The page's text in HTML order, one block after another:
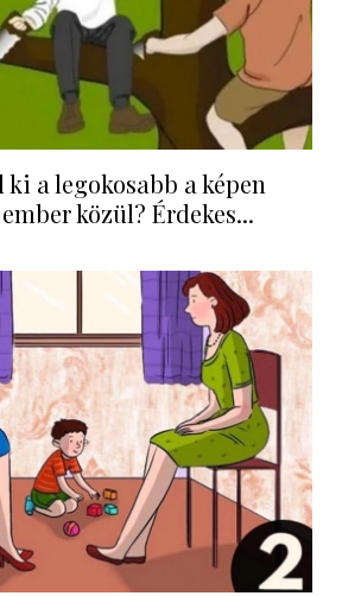
ki a legokosabb a képen
közül? Érdekes...